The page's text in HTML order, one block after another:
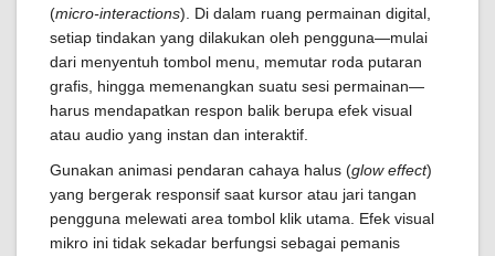
(micro-interactions). Di dalam ruang permainan digital,
setiap tindakan yang dilakukan oleh pengguna—mulai
dari menyentuh tombol menu, memutar roda putaran
grafis, hingga memenangkan suatu sesi permainan—
harus mendapatkan respon balik berupa efek visual
atau audio yang instan dan interaktif.
Gunakan animasi pendaran cahaya halus (glow effect)
yang bergerak responsif saat kursor atau jari tangan
pengguna melewati area tombol klik utama. Efek visual
mikro ini tidak sekadar berfungsi sebagai pemanis